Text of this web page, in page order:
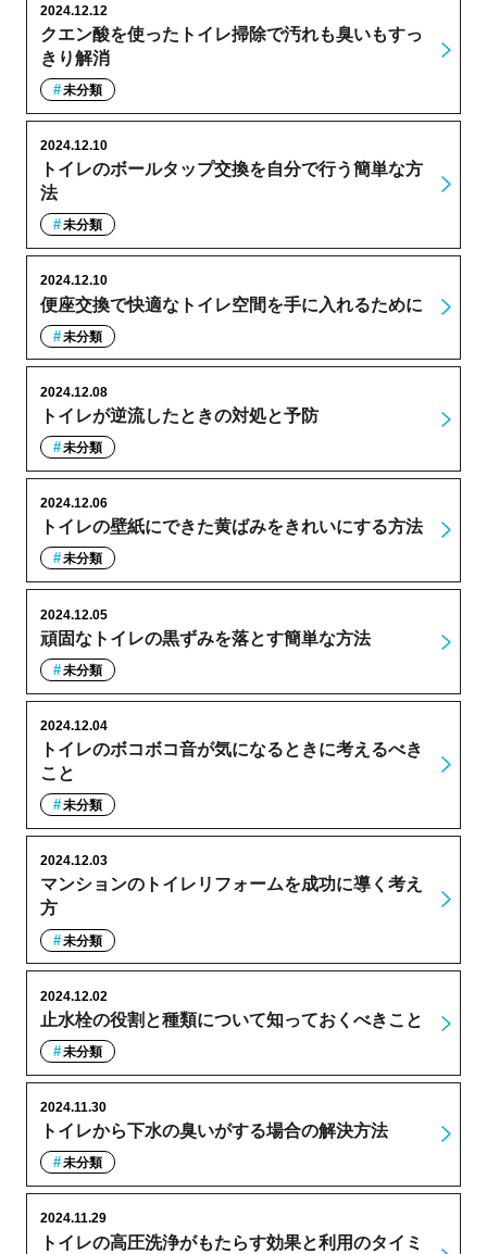
クエン酸を使ったトイレ掃除で汚れも臭いもすっ
きり解消
2024.12.12
未分類
トイレのボールタップ交換を自分で行う簡単な方
法
2024.12.10
未分類
便座交換で快適なトイレ空間を手に入れるために
2024.12.10
未分類
トイレが逆流したときの対処と予防
2024.12.08
未分類
トイレの壁紙にできた黄ばみをきれいにする方法
2024.12.06
未分類
頑固なトイレの黒ずみを落とす簡単な方法
2024.12.05
未分類
トイレのボコボコ音が気になるときに考えるべき
こと
2024.12.04
未分類
マンションのトイレリフォームを成功に導く考え
方
2024.12.03
未分類
止水栓の役割と種類について知っておくべきこと
2024.12.02
未分類
トイレから下水の臭いがする場合の解決方法
2024.11.30
未分類
トイレの高圧洗浄がもたらす効果と利用のタイミ
2024.11.29